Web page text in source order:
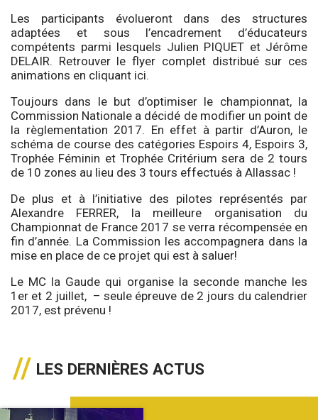
Les participants évolueront dans des structures
adaptées et sous l’encadrement d’éducateurs
compétents parmi lesquels Julien PIQUET et Jérôme
DELAIR. Retrouver le flyer complet distribué sur ces
animations en cliquant ici.
Toujours dans le but d’optimiser le championnat, la
Commission Nationale a décidé de modifier un point de
la règlementation 2017. En effet à partir d’Auron, le
schéma de course des catégories Espoirs 4, Espoirs 3,
Trophée Féminin et Trophée Critérium sera de 2 tours
de 10 zones au lieu des 3 tours effectués à Allassac !
De plus et à l’initiative des pilotes représentés par
Alexandre FERRER, la meilleure organisation du
Championnat de France 2017 se verra récompensée en
fin d’année. La Commission les accompagnera dans la
mise en place de ce projet qui est à saluer!
Le MC la Gaude qui organise la seconde manche les
1er et 2 juillet, – seule épreuve de 2 jours du calendrier
2017, est prévenu !
LES DERNIÈRES ACTUS